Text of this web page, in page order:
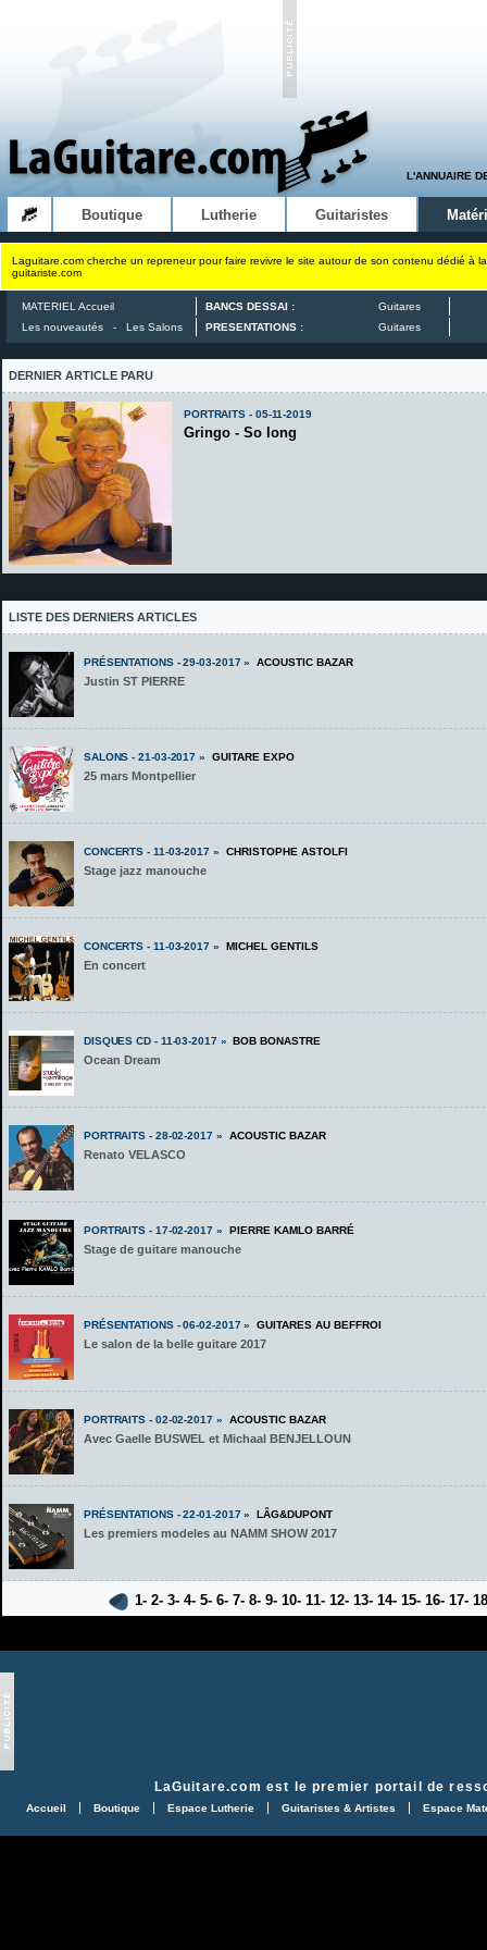
L'ANNUAIRE
Boutique Lutherie Guitaristes
Laguitare.com cherche un repreneur pour faire revivre le site autour de son contenu dédié à
guitariste.com
MATERIEL Accueil BANCS DESSAI :
Guitares
Les nouveautés
- Les Salons PRESENTATIONS : Guitares
DERNIER ARTICLE PARU
PORTRAITS - 05-11-2019
Gringo - So long
LISTE DES DERNIERS ARTICLES
PRÉSENTATIONS - 29-03-2017 » ACOUSTIC BAZAR
Justin ST PIERRE
SALONS - 21-03-2017 » GUITARE EXPO
25 mars Montpellier
CONCERTS - 11-03-2017 » CHRISTOPHE ASTOLFI
Stage jazz manouche
CONCERTS - 11-03-2017 » MICHEL GENTILS
En concert
DISQUES CD - 11-03-2017 » BOB BONASTRE
Ocean Dream
PORTRAITS - 28-02-2017 » ACOUSTIC BAZAR
Renato VELASCO
PORTRAITS - 17-02-2017 » PIERRE KAMLO BARRÉ
Stage de guitare manouche
PRÉSENTATIONS - 06-02-2017 » GUITARES AU BEFFROI
Le salon de la belle guitare 2017
PORTRAITS - 02-02-2017 » ACOUSTIC BAZAR
Avec Gaelle BUSWEL et Michaal BENJELLOUN
PRÉSENTATIONS - 22-01-2017 » LÂG&DUPONT
Les premiers modeles au NAMM SHOW 2017
1- 2- 3- 4- 5- 6- 7- 8- 9- 10- 11- 12- 13- 14- 15- 16- 17-
LaGuitare.com est le premier portail de
Accueil Boutique Espace Lutherie Guitaristes & Artistes Espace